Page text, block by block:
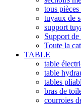
tous
tuyaux de
support
Support de
Toute la
TABLE
table
table
tables
bras de
courroies